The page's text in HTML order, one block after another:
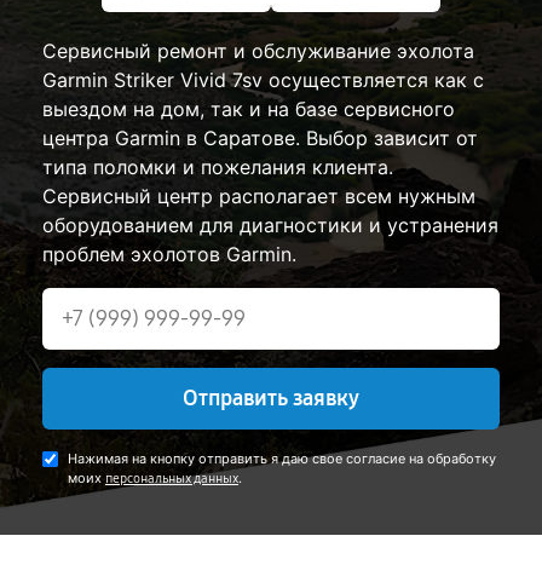
Сервисный ремонт и обслуживание эхолота
Garmin Striker Vivid 7sv осуществляется как с
выездом на дом, так и на базе сервисного
центра Garmin в Саратове. Выбор зависит от
типа поломки и пожелания клиента.
Сервисный центр располагает всем нужным
оборудованием для диагностики и устранения
проблем эхолотов Garmin.
Отправить заявку
Нажимая на кнопку отправить я даю свое согласие на обработку
моих персональных данных.